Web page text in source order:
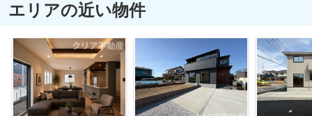
エリアの近い物件